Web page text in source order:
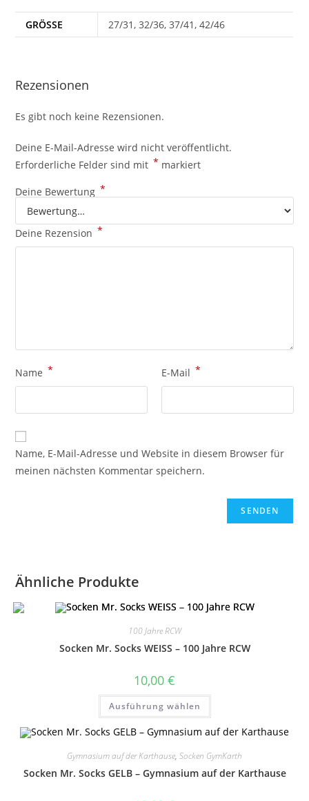
GRÖSSE 27/31, 32/36, 37/41, 42/46
Rezensionen
Es gibt noch keine Rezensionen.
Deine E-Mail-Adresse wird nicht veröffentlicht.
Erforderliche Felder sind mit * markiert
Deine Bewertung *
Deine Rezension *
Name * E-Mail *
Name, E-Mail-Adresse und Website in diesem Browser für
meinen nächsten Kommentar speichern.
Ähnliche Produkte
100 Jahre RCW
Socken Mr. Socks WEISS – 100 Jahre RCW
10,00 €
Ausführung wählen
Dieses
weist
mehrere
Varianten
Die
Optionen
können
Gymnasium auf der Karthause, Socken GymKarth
Socken Mr. Socks GELB – Gymnasium auf der Karthause